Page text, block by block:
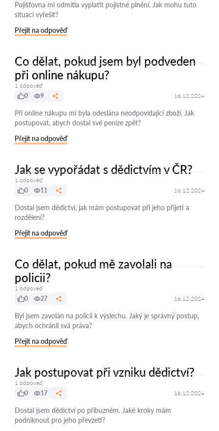
Pojišťovna mi odmítla vyplatit pojistné plnění. Jak mohu tuto
situaci vyřešit?
Přejít na odpověď
Co dělat, pokud jsem byl podveden
při online nákupu?
1 odpověď
0
9 16.12.2024
Při online nákupu mi byla odeslána neodpovídající zboží. Jak
postupovat, abych dostal své peníze zpět?
Přejít na odpověď
Jak se vypořádat s dědictvím v ČR?
1 odpověď
0
11 16.12.2024
Dostal jsem dědictví, jak mám postupovat při jeho přijetí a
rozdělení?
Přejít na odpověď
Co dělat, pokud mě zavolali na
policii?
1 odpověď
0
27 16.12.2024
Byl jsem zavolán na policii k výslechu. Jaký je správný postup,
abych ochránil svá práva?
Přejít na odpověď
Jak postupovat při vzniku dědictví?
1 odpověď
0
17 16.12.2024
Dostal jsem dědictví po příbuzném. Jaké kroky mám
podniknout pro jeho převzetí?